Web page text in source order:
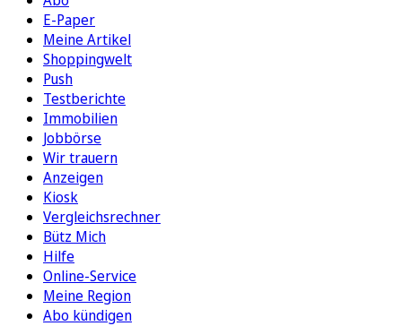
E-Paper
Meine Artikel
Shoppingwelt
Push
Testberichte
Immobilien
Jobbörse
Wir trauern
Anzeigen
Kiosk
Vergleichsrechner
Bütz Mich
Hilfe
Online-Service
Meine Region
Abo kündigen